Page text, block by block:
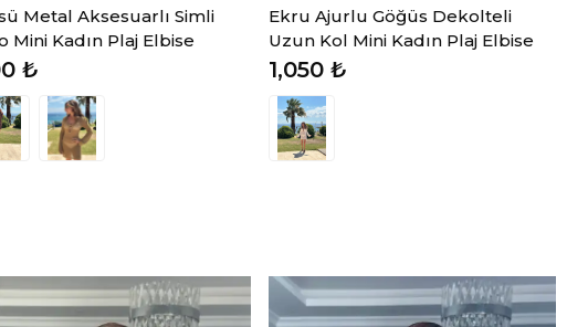
Metal Aksesuarlı Simli
Mini Kadın Plaj Elbise
₺
Ekru Ajurlu Göğüs Dekolteli
Uzun Kol Mini Kadın Plaj Elbise
1,050 ₺